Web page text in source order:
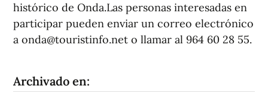
histórico de Onda.Las personas interesadas en
participar pueden enviar un correo electrónico
a onda@touristinfo.net o llamar al 964 60 28 55.
Archivado en: